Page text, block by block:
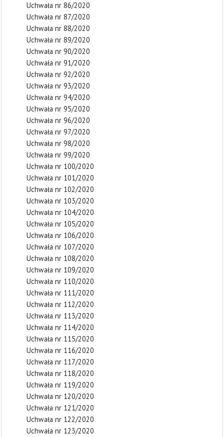
Uchwała nr 86/2020
Uchwała nr 87/2020
Uchwała nr 88/2020
Uchwała nr 89/2020
Uchwała nr 90/2020
Uchwała nr 91/2020
Uchwała nr 92/2020
Uchwała nr 93/2020
Uchwała nr 94/2020
Uchwała nr 95/2020
Uchwała nr 96/2020
Uchwała nr 97/2020
Uchwała nr 98/2020
Uchwała nr 99/2020
Uchwała nr 100/2020
Uchwała nr 101/2020
Uchwała nr 102/2020
Uchwała nr 103/2020
Uchwała nr 104/2020
Uchwała nr 105/2020
Uchwała nr 106/2020
Uchwała nr 107/2020
Uchwała nr 108/2020
Uchwała nr 109/2020
Uchwała nr 110/2020
Uchwała nr 111/2020
Uchwała nr 112/2020
Uchwała nr 113/2020
Uchwała nr 114/2020
Uchwała nr 115/2020
Uchwała nr 116/2020
Uchwała nr 117/2020
Uchwała nr 118/2020
Uchwała nr 119/2020
Uchwała nr 120/2020
Uchwała nr 121/2020
Uchwała nr 122/2020
Uchwała nr 123/2020